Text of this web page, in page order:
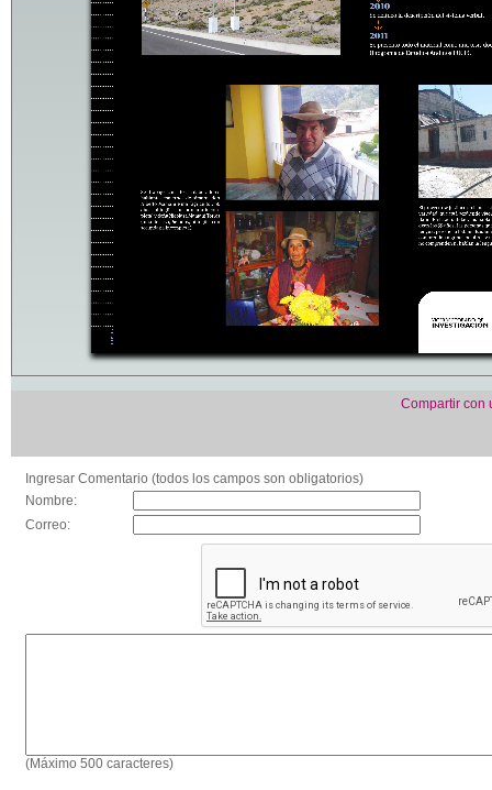
Compartir con
Ingresar Comentario (todos los campos son obligatorios)
Nombre:
Correo:
(Máximo 500 caracteres)